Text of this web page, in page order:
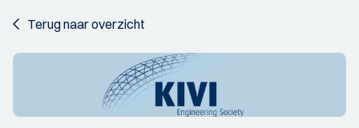
Terug naar overzicht